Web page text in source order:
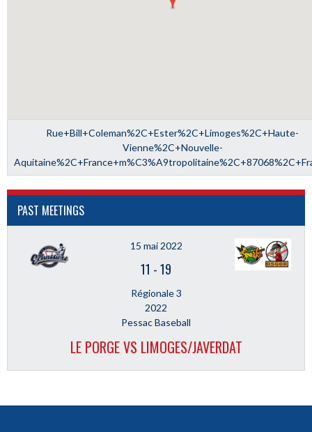
Rue+Bill+Coleman%2C+Ester%2C+Limoges%2C+Haute-
Vienne%2C+Nouvelle-
PAST MEETINGS
15 mai 2022
11 -19
Régionale 3
2022
Pessac Baseball
LE PORGE VS LIMOGES/JAVERDAT